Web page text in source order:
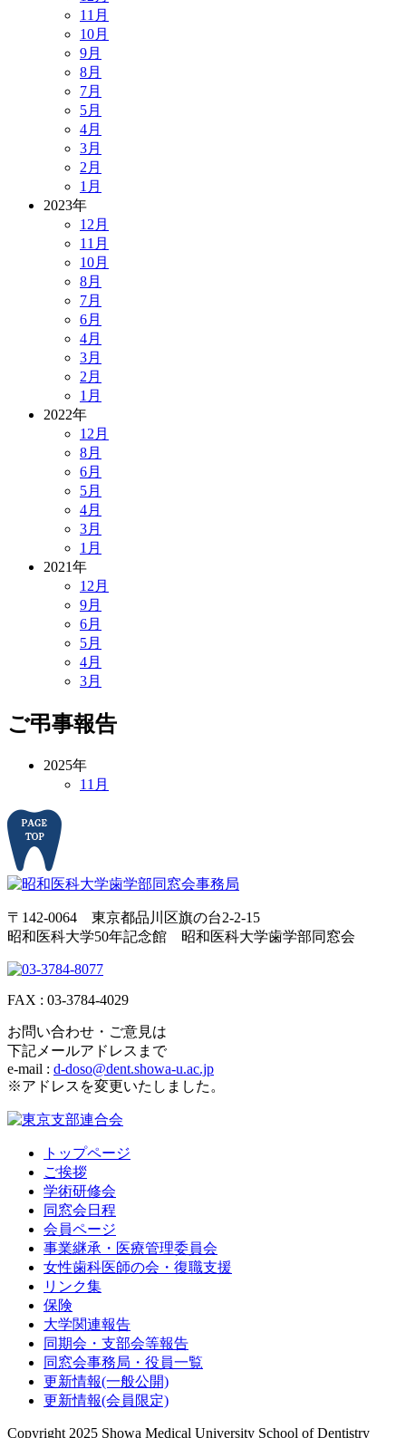
11月
10月
9月
8月
7月
5月
4月
3月
2月
1月
2023年
12月
11月
10月
8月
7月
6月
4月
3月
2月
1月
2022年
12月
8月
6月
5月
4月
3月
1月
2021年
12月
9月
6月
5月
4月
3月
ご弔事報告
2025年
11月
〒142-0064 東京都品川区旗の台2-2-15
昭和医科大学50年記念館 昭和医科大学歯学部同窓会
FAX : 03-3784-4029
お問い合わせ・ご意見は
下記メールアドレスまで
e-mail : d-doso@dent.showa-u.ac.jp
※アドレスを変更いたしました。
トップページ
ご挨拶
学術研修会
同窓会日程
会員ページ
事業継承・医療管理委員会
女性歯科医師の会・復職支援
リンク集
保険
大学関連報告
同期会・支部会等報告
同窓会事務局・役員一覧
更新情報(一般公開)
更新情報(会員限定)
Copyright 2025 Showa Medical University School of Dentistry